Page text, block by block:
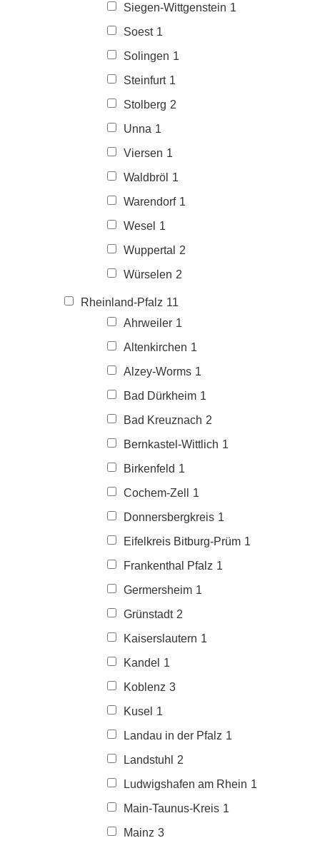
Siegen-Wittgenstein 1
Soest 1
Solingen 1
Steinfurt 1
Stolberg 2
Unna 1
Viersen 1
Waldbröl 1
Warendorf 1
Wesel 1
Wuppertal
2
Würselen 2
Rheinland-Pfalz 11
Ahrweiler 1
Altenkirchen 1
Alzey-Worms 1
Bad Dürkheim 1
Bad Kreuznach 2
Bernkastel-Wittlich 1
Birkenfeld 1
Cochem-Zell
1
Donnersbergkreis 1
Eifelkreis Bitburg-Prüm 1
Frankenthal Pfalz 1
Germersheim 1
Grünstadt 2
Kaiserslautern 1
Kandel 1
Koblenz 3
Kusel 1
Landau in der Pfalz 1
Landstuhl
2
Ludwigshafen am Rhein 1
Main-Taunus-Kreis 1
Mainz 3